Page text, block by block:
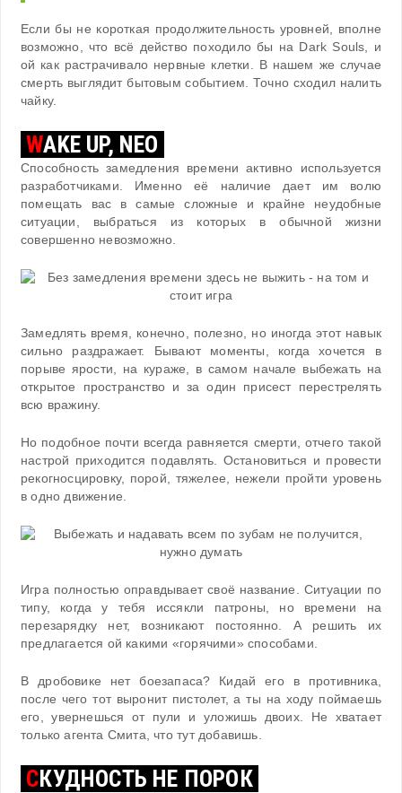
Если бы не короткая продолжительность уровней, вполне
возможно, что всё действо походило бы на Dark Souls, и
ой как растрачивало нервные клетки. В нашем же случае
смерть выглядит бытовым событием. Точно сходил налить
чайку.
WAKE UP, NEO
Способность замедления времени активно используется
разработчиками. Именно её наличие дает им волю
помещать вас в самые сложные и крайне неудобные
ситуации, выбраться из которых в обычной жизни
совершенно невозможно.
Замедлять время, конечно, полезно, но иногда этот навык
сильно раздражает. Бывают моменты, когда хочется в
порыве ярости, на кураже, в самом начале выбежать на
открытое пространство и за один присест перестрелять
всю вражину.
Но подобное почти всегда равняется смерти, отчего такой
настрой приходится подавлять. Остановиться и провести
рекогносцировку, порой, тяжелее, нежели пройти уровень
в одно движение.
Игра полностью оправдывает своё название. Ситуации по
типу, когда у тебя иссякли патроны, но времени на
перезарядку нет, возникают постоянно. А решить их
предлагается ой какими «горячими» способами.
В дробовике нет боезапаса? Кидай его в противника,
после чего тот выронит пистолет, а ты на ходу поймаешь
его, увернешься от пули и уложишь двоих. Не хватает
только агента Смита, что тут добавишь.
СКУДНОСТЬ НЕ ПОРОК